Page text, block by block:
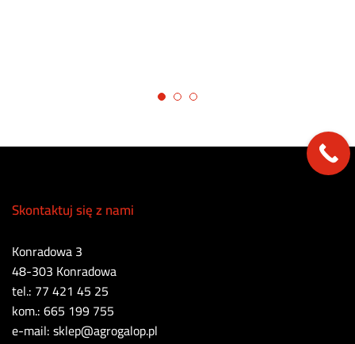
Skontaktuj się z nami
Konradowa 3
48-303 Konradowa
tel.: 77 421 45 25
kom.: 665 199 755
e-mail: sklep@agrogalop.pl